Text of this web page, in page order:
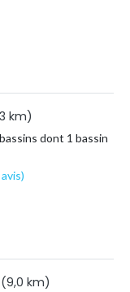
km)
dont 1 bassin
(9,0 km)